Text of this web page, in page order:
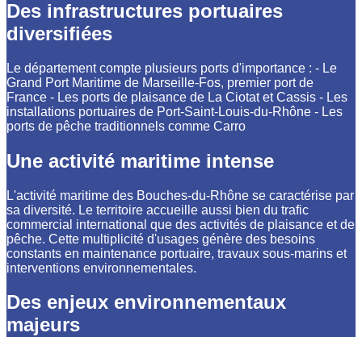
Des infrastructures portuaires
diversifiées
Le département compte plusieurs ports d'importance : - Le
Grand Port Maritime de Marseille-Fos, premier port de
France - Les ports de plaisance de La Ciotat et Cassis - Les
installations portuaires de Port-Saint-Louis-du-Rhône - Les
ports de pêche traditionnels comme Carro
Une activité maritime intense
L'activité maritime des Bouches-du-Rhône se caractérise par
sa diversité. Le territoire accueille aussi bien du trafic
commercial international que des activités de plaisance et de
pêche. Cette multiplicité d'usages génère des besoins
constants en maintenance portuaire, travaux sous-marins et
interventions environnementales.
Des enjeux environnementaux
majeurs